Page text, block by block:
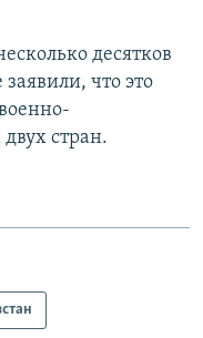
десятков
что это
стран.